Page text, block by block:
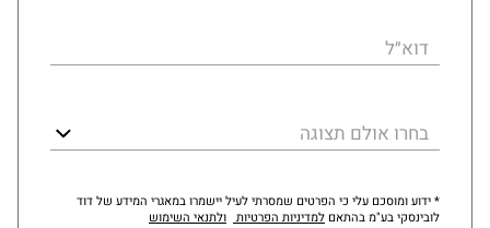
דוא״ל
בחרו אולם תצוגה
* ידוע ומוסכם עלי כי הפרטים שמסרתי לעיל יישמרו במאגרי המידע של דוד
לובינסקי בע"מ בהתאםלמדיניות הפרטיות ולתנאי השימוש